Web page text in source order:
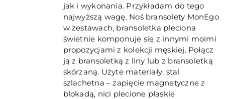
jak i wykonania. Przykładam do tego
najwyższą wagę. Noś bransolety MonEgo
w zestawach, bransoletka pleciona
świetnie komponuje się z innymi moimi
propozycjami z kolekcji męskiej. Połącz
ją z bransoletką z liny lub z bransoletką
skórzaną. Użyte materiały: stal
szlachetna – zapięcie magnetyczne z
blokadą, nici plecione płaskie